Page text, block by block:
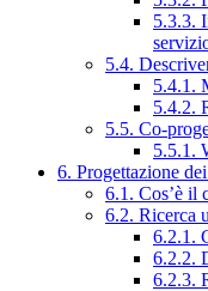
5.3.3.
5.4.
5.4.1.
5.4.2.
5.5. Co-
5.5.1.
6. Progettazione
6.1. Cos’è il
6.2. Ricerca
6.2.1.
6.2.2.
6.2.3.